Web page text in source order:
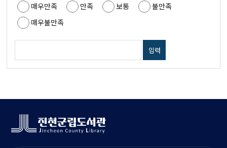
매우만족
만족 보통
불만족
매우불만족